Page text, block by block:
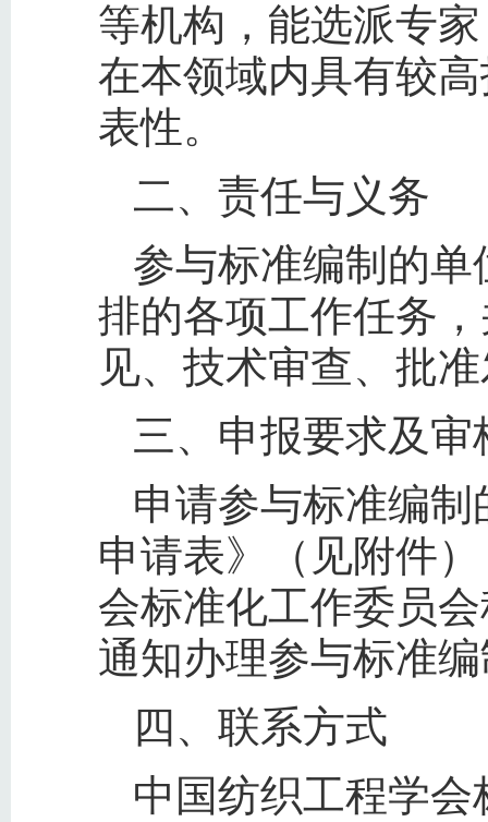
等机构，能选派专
在本领域内具有较
表性。
二、责任与义务
参与标准编制的
排的各项工作任务
见、技术审查、批
三、申报要求及审
申请参与标准编
申请表》（见附件
会标准化工作委员
通知办理参与标准
四、联系方式
中国纺织工程学